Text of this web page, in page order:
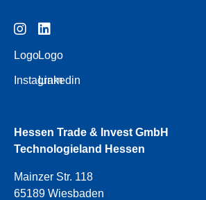
Logo
Instagram
Logo
Linkedin
Hessen Trade & Invest GmbH
Technologieland Hessen
Mainzer Str. 118
65189 Wiesbaden